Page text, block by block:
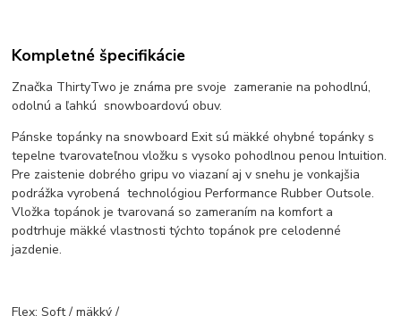
Kompletné špecifikácie
Značka ThirtyTwo je známa pre svoje zameranie na pohodlnú,
odolnú a ľahkú snowboardovú obuv.
Pánske topánky na snowboard Exit sú mäkké ohybné topánky s
tepelne tvarovateľnou vložku s vysoko pohodlnou penou Intuition.
Pre zaistenie dobrého gripu vo viazaní aj v snehu je vonkajšia
podrážka vyrobená technológiou Performance Rubber Outsole.
Vložka topánok je tvarovaná so zameraním na komfort a
podtrhuje mäkké vlastnosti týchto topánok pre celodenné
jazdenie.
Flex: Soft / mäkký /